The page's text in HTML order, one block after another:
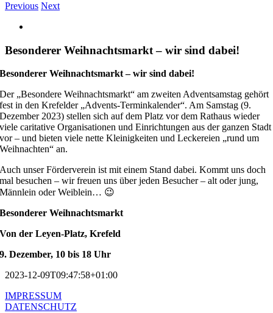
Previous Next
Image
Besonderer Weihnachtsmarkt – wir sind dabei!
Besonderer Weihnachtsmarkt – wir sind dabei!
Der „Besondere Weihnachtsmarkt“ am zweiten Adventsamstag gehört
fest in den Krefelder „Advents-Terminkalender“. Am Samstag (9.
Dezember 2023) stellen sich auf dem Platz vor dem Rathaus wieder
viele caritative Organisationen und Einrichtungen aus der ganzen Stadt
vor – und bieten viele nette Kleinigkeiten und Leckereien „rund um
Weihnachten“ an.
Auch unser Förderverein ist mit einem Stand dabei. Kommt uns doch
mal besuchen – wir freuen uns über jeden Besucher – alt oder jung,
Männlein oder Weiblein… 😉
Besonderer Weihnachtsmarkt
Von der Leyen-Platz, Krefeld
9. Dezember, 10 bis 18 Uhr
2023-12-09T09:47:58+01:00
IMPRESSUM
DATENSCHUTZ